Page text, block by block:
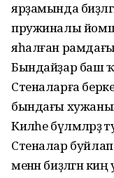
ярҙамында
пружиналы
яһалған
Бындайҙар баш
Стеналарға
бындағы
Киләһе
Стеналар буйлап
менән биҙәлгән